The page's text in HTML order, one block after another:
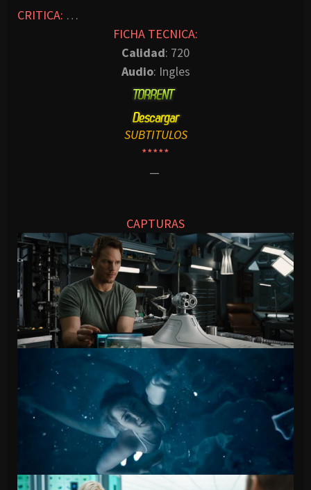
CRITICA: …
FICHA TECNICA:
Calidad: 720
Audio: Ingles
SUBTITULOS
*****
—
CAPTURAS